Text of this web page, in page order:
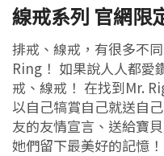
線戒系列 官網限
排戒、線戒，有很多不
Ring！ 如果說人人都愛
戒、線戒！ 在找到Mr.
以自己犒賞自己就送自
友的友情宣言、送給寶
她們留下最美好的記憶！